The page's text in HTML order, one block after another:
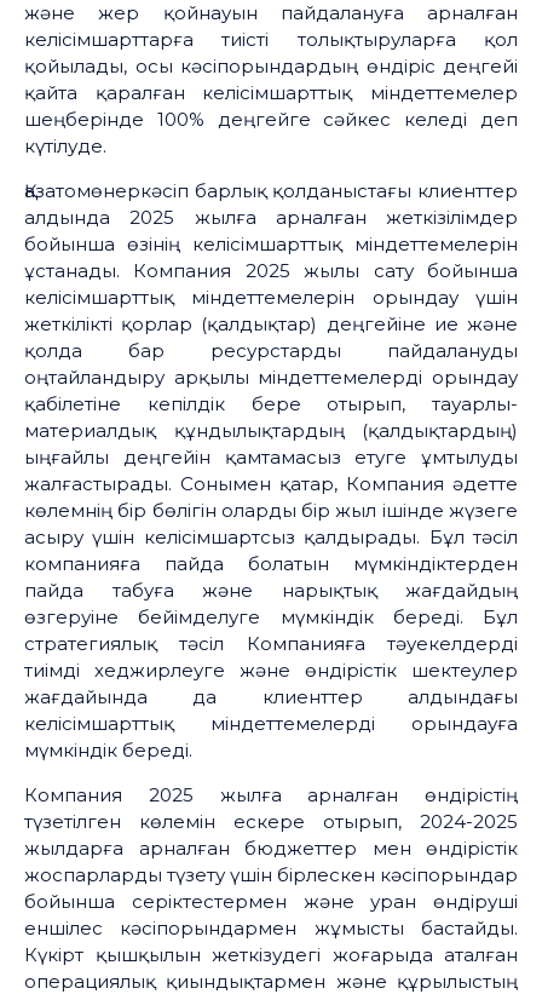
және жер қойнауын пайдалануға арналған
келісімшарттарға тиісті толықтыруларға қол
қойылады, осы кәсіпорындардың өндіріс деңгейі
қайта қаралған келісімшарттық міндеттемелер
шеңберінде 100% деңгейге сәйкес келеді деп
күтілуде.
Қазатомөнеркәсіп барлық қолданыстағы клиенттер
алдында 2025 жылға арналған жеткізілімдер
бойынша өзінің келісімшарттық міндеттемелерін
ұстанады. Компания 2025 жылы сату бойынша
келісімшарттық міндеттемелерін орындау үшін
жеткілікті қорлар (қалдықтар) деңгейіне ие және
қолда бар ресурстарды пайдалануды
оңтайландыру арқылы міндеттемелерді орындау
қабілетіне кепілдік бере отырып, тауарлы-
материалдық құндылықтардың (қалдықтардың)
ыңғайлы деңгейін қамтамасыз етуге ұмтылуды
жалғастырады. Сонымен қатар, Компания әдетте
көлемнің бір бөлігін оларды бір жыл ішінде жүзеге
асыру үшін келісімшартсыз қалдырады. Бұл тәсіл
компанияға пайда болатын мүмкіндіктерден
пайда табуға және нарықтық жағдайдың
өзгеруіне бейімделуге мүмкіндік береді. Бұл
стратегиялық тәсіл Компанияға тәуекелдерді
тиімді хеджирлеуге және өндірістік шектеулер
жағдайында да клиенттер алдындағы
келісімшарттық міндеттемелерді орындауға
мүмкіндік береді.
Компания 2025 жылға арналған өндірістің
түзетілген көлемін ескере отырып, 2024-2025
жылдарға арналған бюджеттер мен өндірістік
жоспарларды түзету үшін бірлескен кәсіпорындар
бойынша серіктестермен және уран өндіруші
еншілес кәсіпорындармен жұмысты бастайды.
Күкірт қышқылын жеткізудегі жоғарыда аталған
операциялық қиындықтармен және құрылыстың